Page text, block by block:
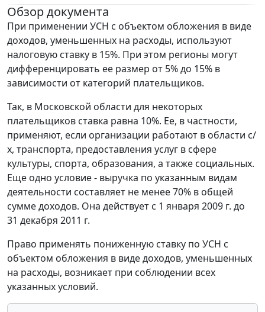
Обзор документа
При применении УСН с объектом обложения в виде
доходов, уменьшенных на расходы, используют
налоговую ставку в 15%. При этом регионы могут
дифференцировать ее размер от 5% до 15% в
зависимости от категорий плательщиков.
Так, в Московской области для некоторых
плательщиков ставка равна 10%. Ее, в частности,
применяют, если организации работают в области с/
х, транспорта, предоставления услуг в сфере
культуры, спорта, образования, а также социальных.
Еще одно условие - выручка по указанным видам
деятельности составляет не менее 70% в общей
сумме доходов. Она действует с 1 января 2009 г. до
31 декабря 2011 г.
Право применять пониженную ставку по УСН с
объектом обложения в виде доходов, уменьшенных
на расходы, возникает при соблюдении всех
указанных условий.